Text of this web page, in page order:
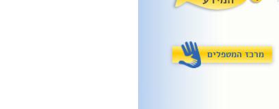
מרכז המטפלים